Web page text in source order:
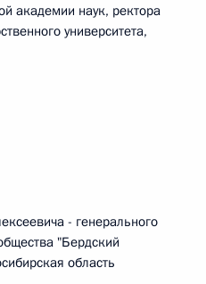
академии наук, ректора
университета,
- генерального
"Бердский
область